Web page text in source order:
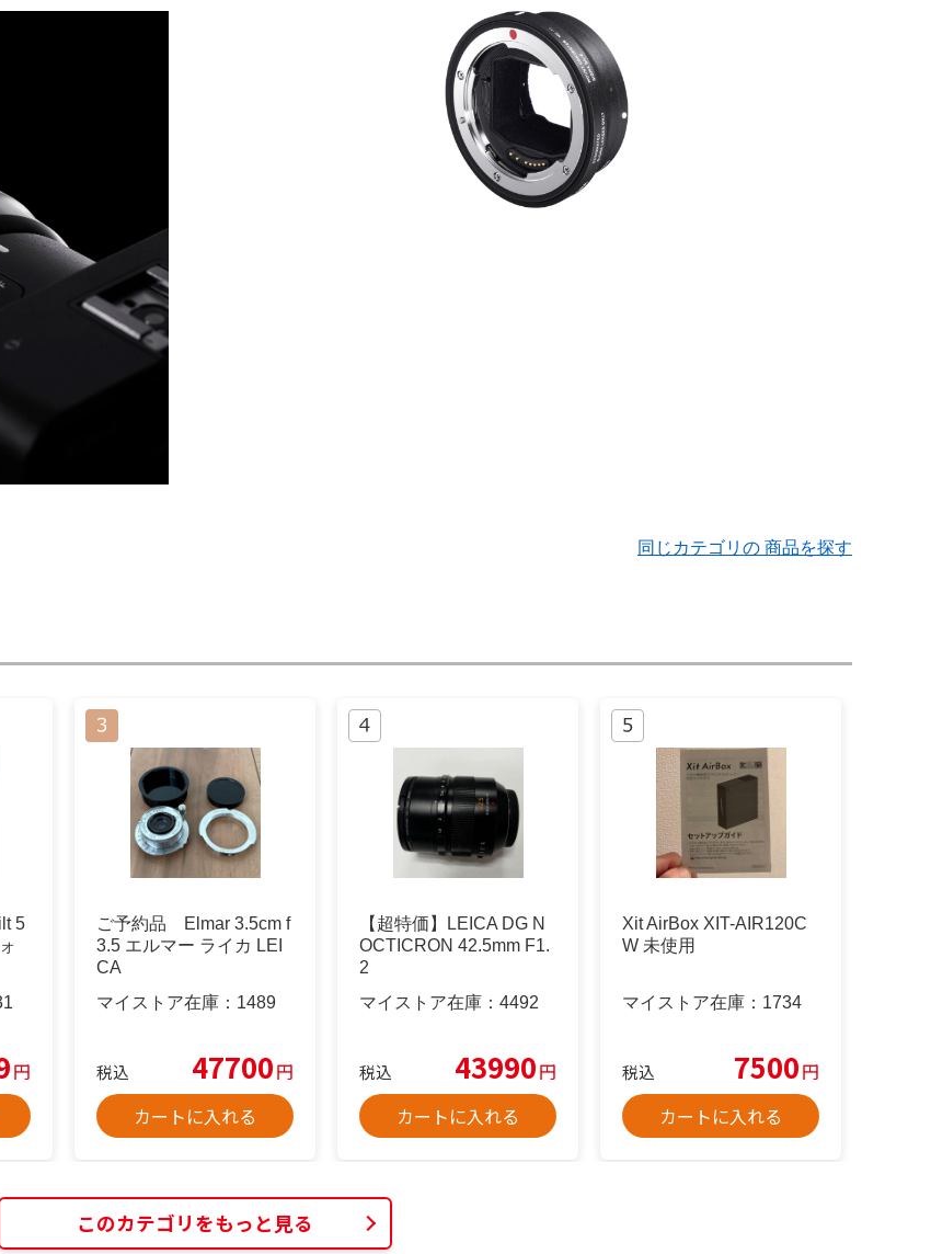
同じカテゴリの 商品を探す
5
円
ご予約品 Elmar 3.5cm f
3.5 エルマー ライカ LEI
CA
マイストア在庫： 1489
税込 47700円
カートに入れる
【超特価】LEICA DG N
OCTICRON 42.5mm F1.
2
マイストア在庫： 4492
税込 43990円
カートに入れる
Xit AirBox XIT-AIR120C
W 未使用
マイストア在庫： 1734
税込 7500円
カートに入れる
このカテゴリをもっと見る